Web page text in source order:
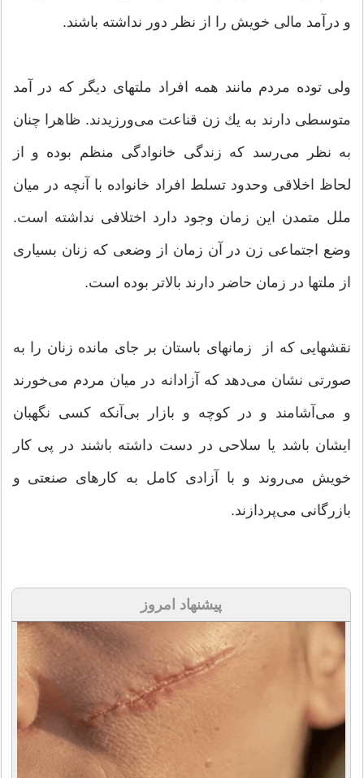
و درآمد مالی خویش را از نظر دور نداشته باشند.
ولی توده مردم مانند همه افراد ملتهای دیگر كه در آمد
متوسطی دارند به یك زن قناعت می‌ورزیدند. ظاهرا چنان
به نظر می‌رسد كه زندگی خانوادگی منظم بوده و از
لحاظ اخلاقی وحدود تسلط افراد خانواده با آنچه در میان
ملل متمدن این زمان وجود دارد اختلافی نداشته است.
وضع اجتماعی زن در آن زمان از وضعی كه زنان بسیاری
از ملتها در زمان حاضر دارند بالاتر بوده است.
نقشهایى كه از زمانهای باستان بر جای مانده زنان را به
صورتی نشان می‌دهد كه آزادانه در میان مردم می‌خورند
و می‌آشامند و در كوچه و بازار بی‌آنكه كسی نگهبان
ایشان باشد یا سلاحی در دست داشته باشند در پی كار
خویش می‌روند و با آزادی كامل به كارهای صنعتی و
بازرگانی می‌پردازند.
پیشنهاد امروز